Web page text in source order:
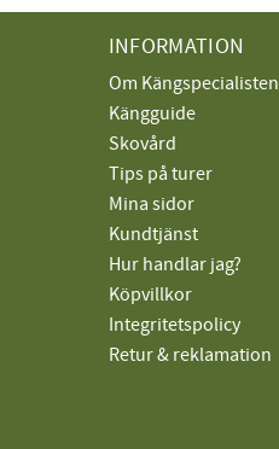
INFORMATION
Om Kängspecialisten
Kängguide
Skovård
Tips på turer
Mina sidor
Kundtjänst
Hur handlar jag?
Köpvillkor
Integritetspolicy
Retur & reklamation